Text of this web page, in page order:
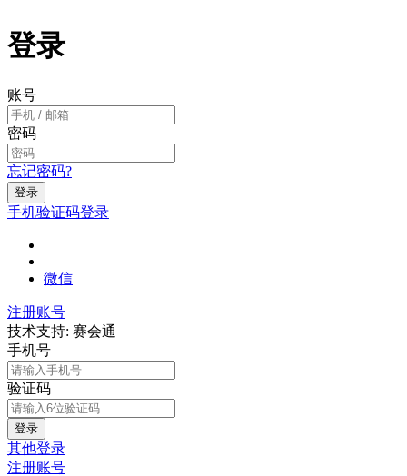
登录
账号
密码
忘记密码?
登录
手机验证码登录
微信
注册账号
技术支持: 赛会通
手机号
验证码
登录
其他登录
注册账号